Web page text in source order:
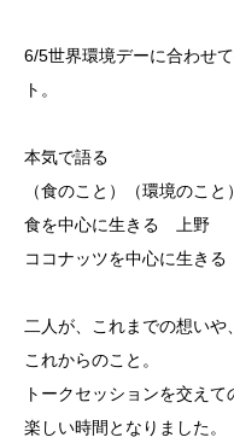
6/5世界環境デーに合わせ
ト。
本気で語る
（食のこと）（環境のこと）
食を中心に生きる 上野
ココナッツを中心に生き
二人が、これまでの想いや、
これからのこと。
トークセッションを交えて
楽しい時間となりました。